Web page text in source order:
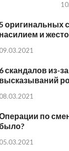
оригинальных
насилием и
09.03.2021
6 скандалов из-
высказываний
08.03.2021
по
05.03.2021